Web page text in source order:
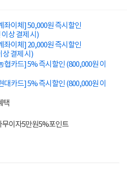
좌이체] 50,000원 즉시할인
상 결제 시)
좌이체] 20,000원 즉시할인
상 결제 시)
협카드] 5% 즉시할인 (800,000원 이
대카드] 5% 즉시할인 (800,000원 이
택
무이자5만원5%포인트